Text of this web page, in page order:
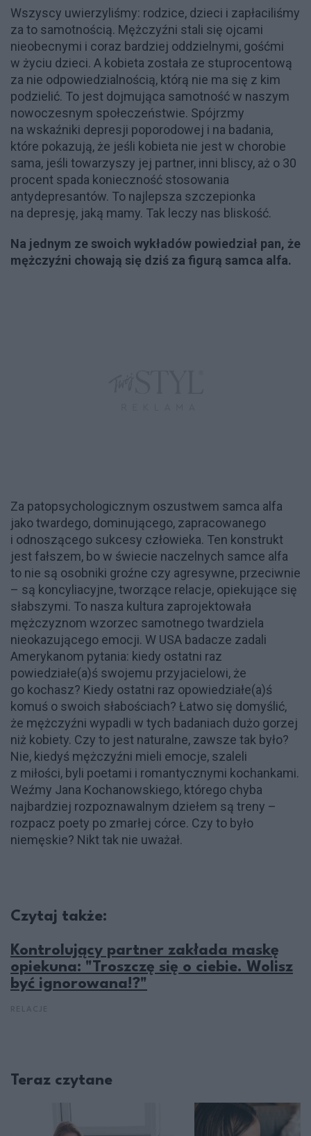
Wszyscy uwierzyliśmy: rodzice, dzieci i zapłaciliśmy
za to samotnością. Mężczyźni stali się ojcami
nieobecnymi i coraz bardziej oddzielnymi, gośćmi
w życiu dzieci. A kobieta została ze stuprocentową
za nie odpowiedzialnością, którą nie ma się z kim
podzielić. To jest dojmująca samotność w naszym
nowoczesnym społeczeństwie. Spójrzmy
na wskaźniki depresji poporodowej i na badania,
które pokazują, że jeśli kobieta nie jest w chorobie
sama, jeśli towarzyszy jej partner, inni bliscy, aż o 30
procent spada konieczność stosowania
antydepresantów. To najlepsza szczepionka
na depresję, jaką mamy. Tak leczy nas bliskość.
Na jednym ze swoich wykładów powiedział pan, że
mężczyźni chowają się dziś za figurą samca alfa.
Za patopsychologicznym oszustwem samca alfa
jako twardego, dominującego, zapracowanego
i odnoszącego sukcesy człowieka. Ten konstrukt
jest fałszem, bo w świecie naczelnych samce alfa
to nie są osobniki groźne czy agresywne, przeciwnie
– są koncyliacyjne, tworzące relacje, opiekujące się
słabszymi. To nasza kultura zaprojektowała
mężczyznom wzorzec samotnego twardziela
nieokazującego emocji. W USA badacze zadali
Amerykanom pytania: kiedy ostatni raz
powiedziałe(a)ś swojemu przyjacielowi, że
go kochasz? Kiedy ostatni raz opowiedziałe(a)ś
komuś o swoich słabościach? Łatwo się domyślić,
że mężczyźni wypadli w tych badaniach dużo gorzej
niż kobiety. Czy to jest naturalne, zawsze tak było?
Nie, kiedyś mężczyźni mieli emocje, szaleli
z miłości, byli poetami i romantycznymi kochankami.
Weźmy Jana Kochanowskiego, którego chyba
najbardziej rozpoznawalnym dziełem są treny –
rozpacz poety po zmarłej córce. Czy to było
niemęskie? Nikt tak nie uważał.
Czytaj także:
Kontrolujący partner zakłada maskę
opiekuna: "Troszczę się o ciebie. Wolisz
być ignorowana!?"
Teraz czytane